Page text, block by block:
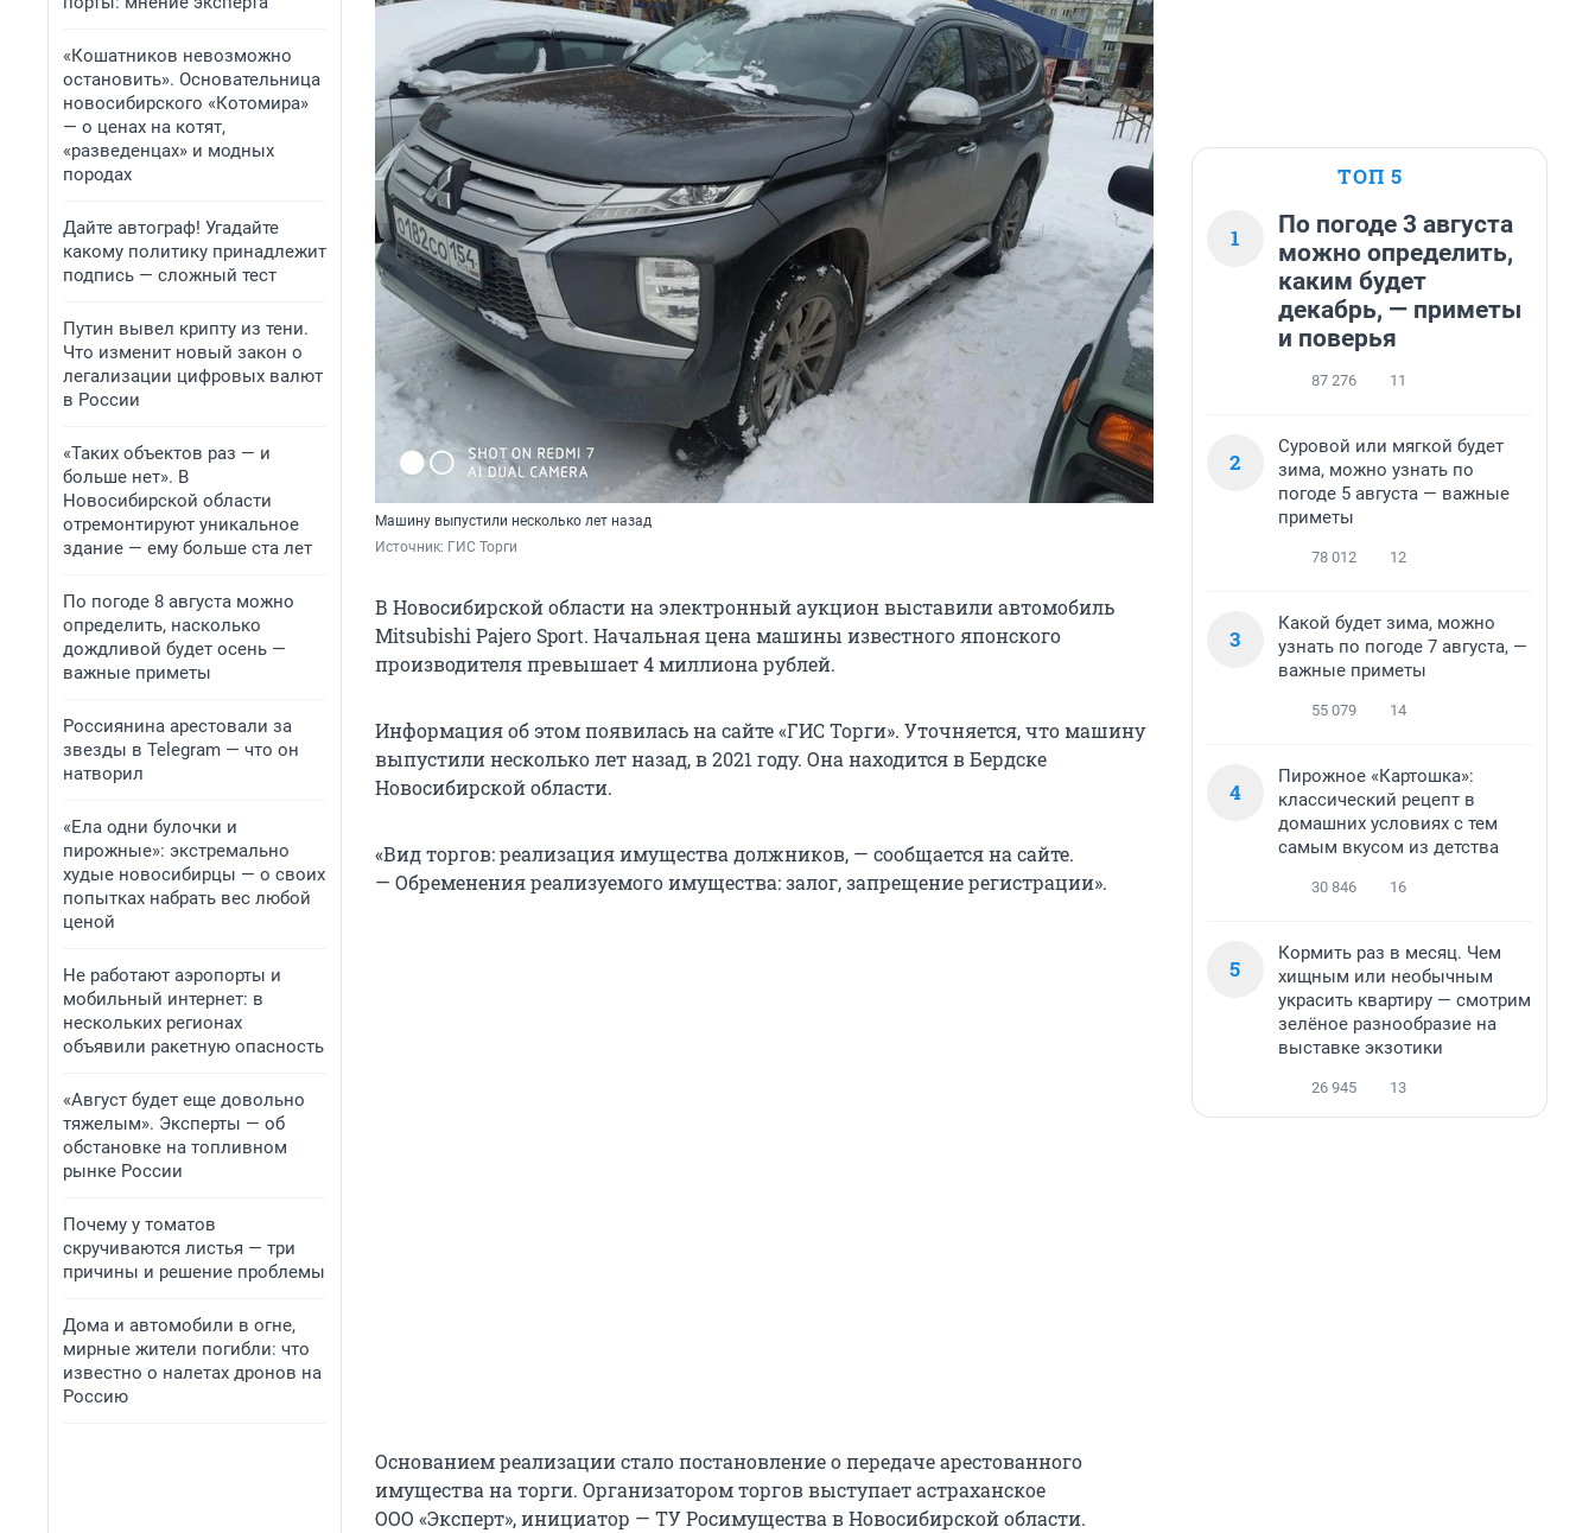
«Кошатников невозможно
остановить». Основательница
новосибирского «Котомира»
— о ценах на котят,
«разведенцах» и модных
породах
Дайте автограф! Угадайте
какому политику принадлежит
подпись — сложный тест
Путин вывел крипту из тени.
Что изменит новый закон о
легализации цифровых валют
в России
«Таких объектов раз — и
больше нет». В
Новосибирской области
отремонтируют уникальное
здание — ему больше ста лет
По погоде 8 августа можно
определить, насколько
дождливой будет осень —
важные приметы
Россиянина арестовали за
звезды в Telegram — что он
натворил
«Ела одни булочки и
пирожные»: экстремально
худые новосибирцы — о своих
попытках набрать вес любой
ценой
Не работают аэропорты и
мобильный интернет: в
нескольких регионах
объявили ракетную опасность
«Август будет еще довольно
тяжелым». Эксперты — об
обстановке на топливном
рынке России
Почему у томатов
скручиваются листья — три
причины и решение проблемы
Дома и автомобили в огне,
мирные жители погибли: что
известно о налетах дронов на
Россию
Машину выпустили несколько лет назад
Источник: ГИС Торги
В Новосибирской области на электронный аукцион выставили автомобиль
Mitsubishi Pajero Sport. Начальная цена машины известного японского
производителя превышает 4 миллиона рублей.
Информация об этом появилась на сайте «ГИС Торги». Уточняется, что машину
выпустили несколько лет назад, в 2021 году. Она находится в Бердске
Новосибирской области.
«Вид торгов: реализация имущества должников, — сообщается на сайте.
— Обременения реализуемого имущества: залог, запрещение регистрации».
Основанием реализации стало постановление о передаче арестованного
имущества на торги. Организатором торгов выступает астраханское
ООО «Эксперт», инициатор — ТУ Росимущества в Новосибирской области.
ТОП 5
1
По погоде 3 августа
можно определить,
каким будет
декабрь, — приметы
и поверья
87 276 11
2
Суровой или мягкой будет
зима, можно узнать по
погоде 5 августа — важные
приметы
78 012 12
3
Какой будет зима, можно
узнать по погоде 7 августа, —
важные приметы
55 079 14
4
Пирожное «Картошка»:
классический рецепт в
домашних условиях с тем
самым вкусом из детства
30 846 16
5
Кормить раз в месяц. Чем
хищным или необычным
украсить квартиру — смотрим
зелёное разнообразие на
выставке экзотики
26 945 13